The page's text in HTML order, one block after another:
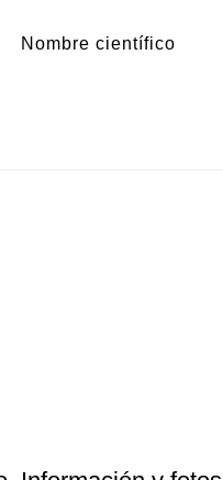
Nombre científico